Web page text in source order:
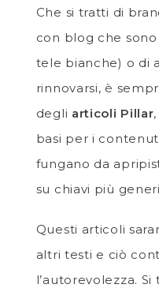
Che si tratti di
con blog che
tele bianche) o di
rinnovarsi, è
degli articoli Pillar
basi per i
fungano da
su chiavi più
Questi articoli
altri testi e ciò
l’autorevolezza. Si